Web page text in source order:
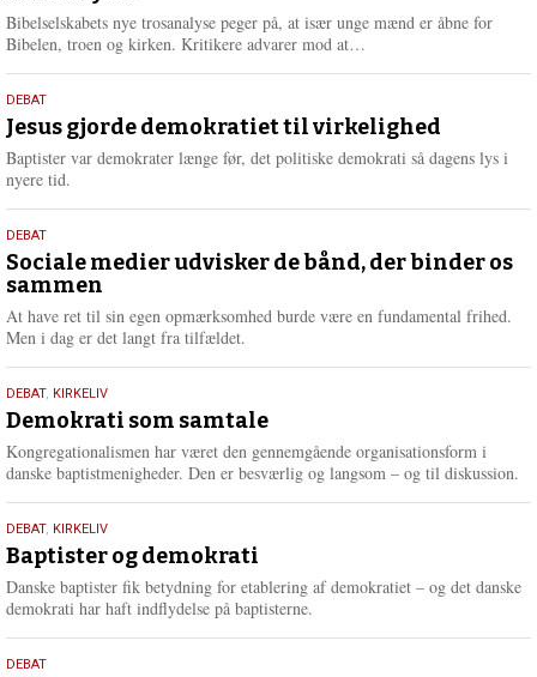
Bibelselskabets nye trosanalyse peger på, at især unge mænd er åbne for
Bibelen, troen og kirken. Kritikere advarer mod at…
e
r
18.
maj
2026
DEBAT
Jesus gjorde demokratiet til virkelighed
Baptister var demokrater længe før, det politiske demokrati så dagens lys i
nyere tid.
18.
maj
2026
DEBAT
Sociale medier udvisker de bånd, der binder os
sammen
At have ret til sin egen opmærksomhed burde være en fundamental frihed.
Men i dag er det langt fra tilfældet.
18.
maj
2026
DEBAT, KIRKELIV
Demokrati som samtale
Kongregationalismen har været den gennemgående organisationsform i
danske baptistmenigheder. Den er besværlig og langsom – og til diskussion.
18.
maj
2026
DEBAT, KIRKELIV
Baptister og demokrati
Danske baptister fik betydning for etablering af demokratiet – og det danske
demokrati har haft indflydelse på baptisterne.
18.
DEBAT